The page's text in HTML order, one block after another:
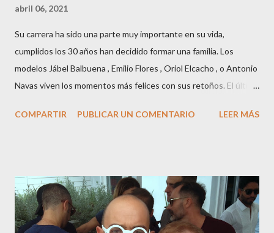
abril 06, 2021
Su carrera ha sido una parte muy importante en su vida,
cumplidos los 30 años han decidido formar una familia. Los
modelos Jábel Balbuena , Emilio Flores , Oriol Elcacho , o Antonio
Navas viven los momentos más felices con sus retoños. El último
M ateo nació en Barcelona hace poco más de una semana. El top
haciéndole padre de un precioso niño. Marta ha sido toda una
campeona, durante los primeros 3 meses de embarazo tuvo que
guardar reposo debido a un síndrome llamado
COMPARTIR PUBLICAR UN COMENTARIO LEER MÁS